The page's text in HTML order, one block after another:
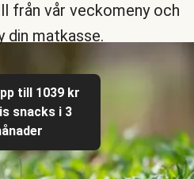
från vår veckomeny och
din matkasse.
till 1039 kr
snacks i 3